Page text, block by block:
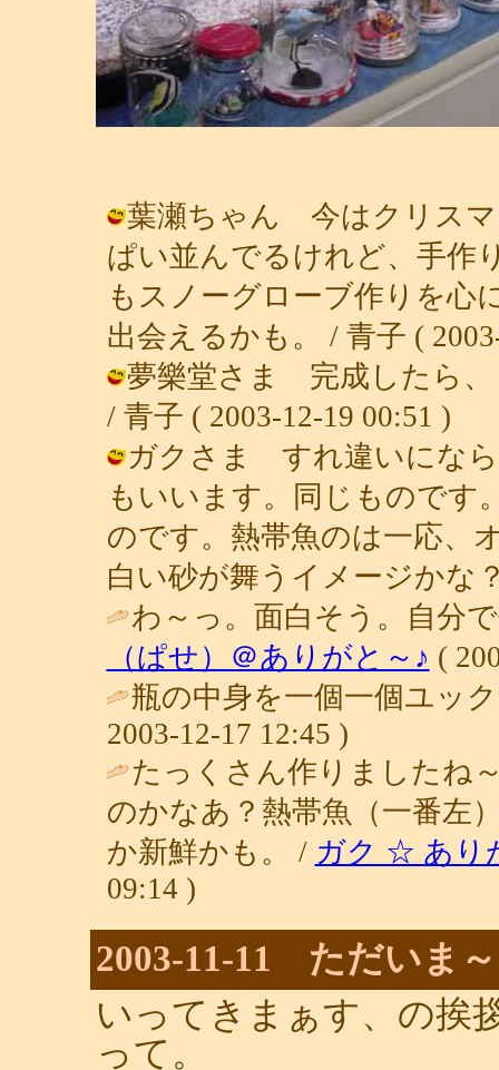
葉瀬ちゃん 今はクリスマ
ぱい並んでるけれど、手作
もスノーグローブ作りを心
出会えるかも。 / 青子 (
夢樂堂さま 完成したら、
/ 青子 ( 2003-12-19 00:51 )
ガクさま すれ違いにな
もいいます。同じものです
のです。熱帯魚のは一応、
白い砂が舞うイメージかな
わ～っ。面白そう。自分
（ぱせ）＠ありがと～♪ (
瓶の中身を一個一個ユッ
2003-12-17 12:45 )
たっくさん作りましたね
のかなあ？熱帯魚（一番左
か新鮮かも。 / ガク ☆ あり
09:14 )
2003-11-11 ただいま～
いってきまぁす、の挨
って。